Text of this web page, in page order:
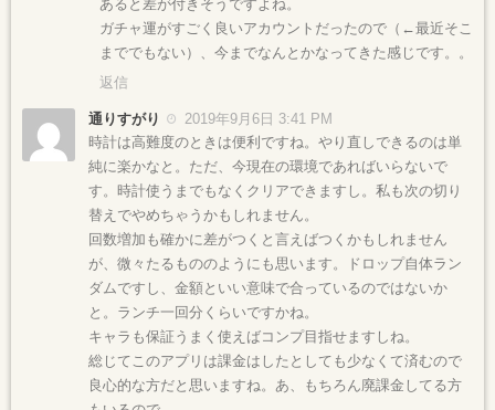
あると差が付きそうですよね。
ガチャ運がすごく良いアカウントだったので（←最近そこ
まででもない）、今までなんとかなってきた感じです。。
返信
通りすがり
2019年9月6日 3:41 PM
時計は高難度のときは便利ですね。やり直しできるのは単
純に楽かなと。ただ、今現在の環境であればいらないで
す。時計使うまでもなくクリアできますし。私も次の切り
替えでやめちゃうかもしれません。
回数増加も確かに差がつくと言えばつくかもしれません
が、微々たるもののようにも思います。ドロップ自体ラン
ダムですし、金額といい意味で合っているのではないか
と。ランチ一回分くらいですかね。
キャラも保証うまく使えばコンプ目指せますしね。
総じてこのアプリは課金はしたとしても少なくて済むので
良心的な方だと思いますね。あ、もちろん廃課金してる方